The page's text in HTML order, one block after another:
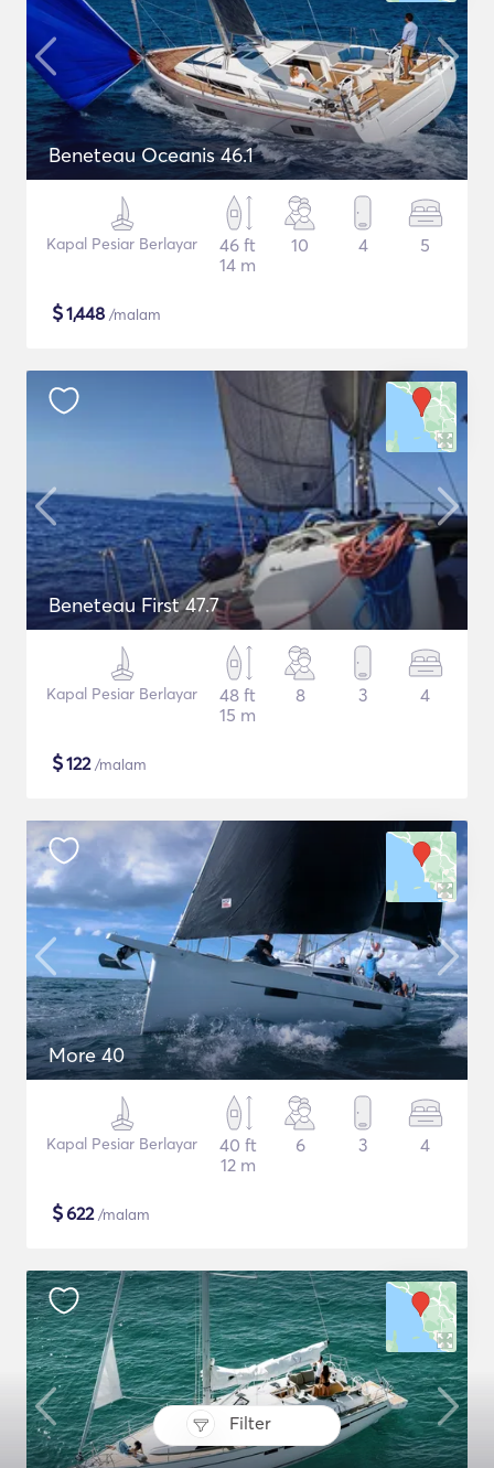
Filter
Beneteau Oceanis 46.1
Kapal Pesiar Berlayar
46 ft
14 m
10 4 5
$1,448 /malam
Beneteau First 47.7
Kapal Pesiar Berlayar
48 ft
15 m
8 3 4
$122/malam
More 40
Kapal Pesiar Berlayar
40 ft
12 m
6 3 4
$622/malam